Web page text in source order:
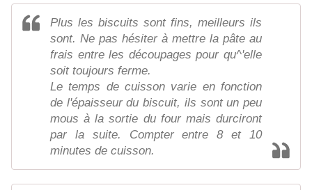
Plus les biscuits sont fins, meilleurs ils
sont. Ne pas hésiter à mettre la pâte au
frais entre les découpages pour qu^'elle
soit toujours ferme.
Le temps de cuisson varie en fonction
de l'épaisseur du biscuit, ils sont un peu
mous à la sortie du four mais durciront
par la suite. Compter entre 8 et 10
minutes de cuisson.